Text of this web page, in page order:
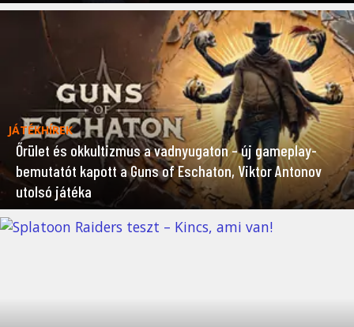
JÁTÉKHÍREK
Őrület és okkultizmus a vadnyugaton – új gameplay-
bemutatót kapott a Guns of Eschaton, Viktor Antonov
utolsó játéka